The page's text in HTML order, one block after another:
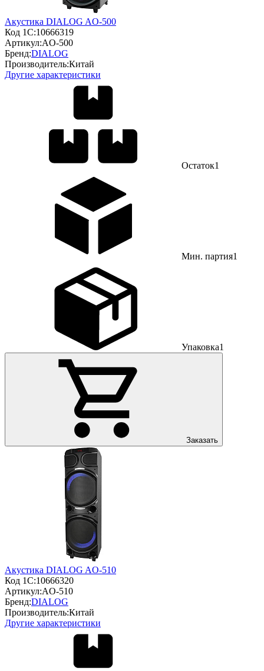
Акустика DIALOG AO-500
Код 1С:10666319
Артикул:AO-500
Бренд:DIALOG
Производитель:Китай
Другие характеристики
Остаток1
Мин. партия1
Упаковка1
Заказать
Акустика DIALOG AO-510
Код 1С:10666320
Артикул:AO-510
Бренд:DIALOG
Производитель:Китай
Другие характеристики